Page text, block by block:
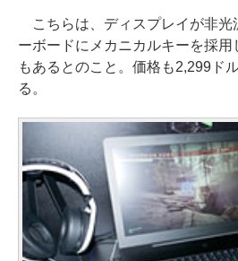
こちらは、ディスプレイが非光
ーボードにメカニカルキーを採
もあるとのこと。価格も2,299ド
る。